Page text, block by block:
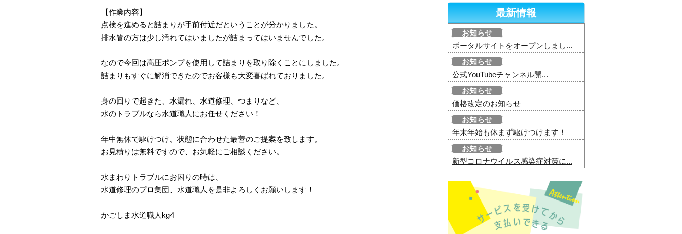
【作業内容】
点検を進めると詰まりが手前付近だということが分かりました。
排水管の方は少し汚れてはいましたが詰まってはいませんでした。
なので今回は高圧ポンプを使用して詰まりを取り除くことにしました。
詰まりもすぐに解消できたのでお客様も大変喜ばれておりました。
身の回りで起きた、水漏れ、水道修理、つまりなど、
水のトラブルなら水道職人にお任せください！
年中無休で駆けつけ、状態に合わせた最善のご提案を致します。
お見積りは無料ですので、お気軽にご相談ください。
水まわりトラブルにお困りの時は、
水道修理のプロ集団、水道職人を是非よろしくお願いします！
かごしま水道職人kg4
最新情報
お知らせ
ポータルサイトをオープンしまし...
お知らせ
公式YouTubeチャンネル開...
お知らせ
価格改定のお知らせ
お知らせ
年末年始も休まず駆けつけます！
お知らせ
新型コロナウイルス感染症対策に...